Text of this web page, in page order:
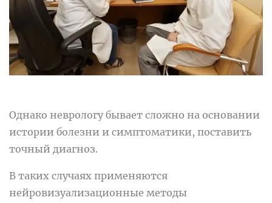
Однако неврологу бывает сложно на основании
истории болезни и симптоматики, поставить
точный диагноз.
В таких случаях применяются
нейровизуализационные методы